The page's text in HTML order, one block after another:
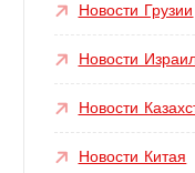
Новости Грузии
Новости
Новости
Новости Китая